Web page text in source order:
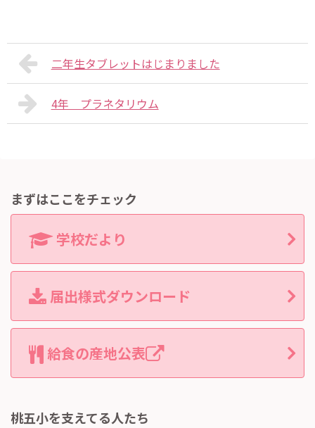
二年生タブレットはじまりました
4年 プラネタリウム
まずはここをチェック
学校だより
届出様式ダウンロード
給食の産地公表
桃五小を支えてる人たち